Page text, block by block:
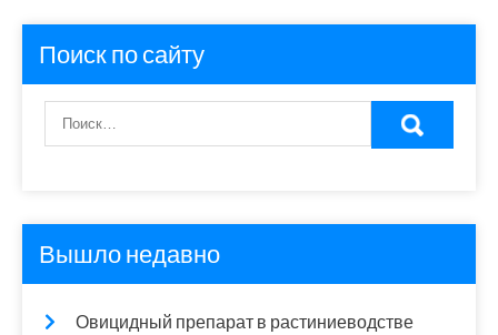
Поиск по сайту
Вышло недавно
Овицидный препарат в растиниеводстве